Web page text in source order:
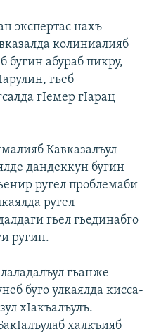
экспертас нахъ
колиниалияб
бугин абураб пикру,
гьеб
гIемер гIарац
Кавказалъул
дандеккун бугин
ругел проблемаби
ругел
гьел гьединабго
ругин.
гьанже
буго улкаялда кисса-
хIакъалъулъ.
халкъияб